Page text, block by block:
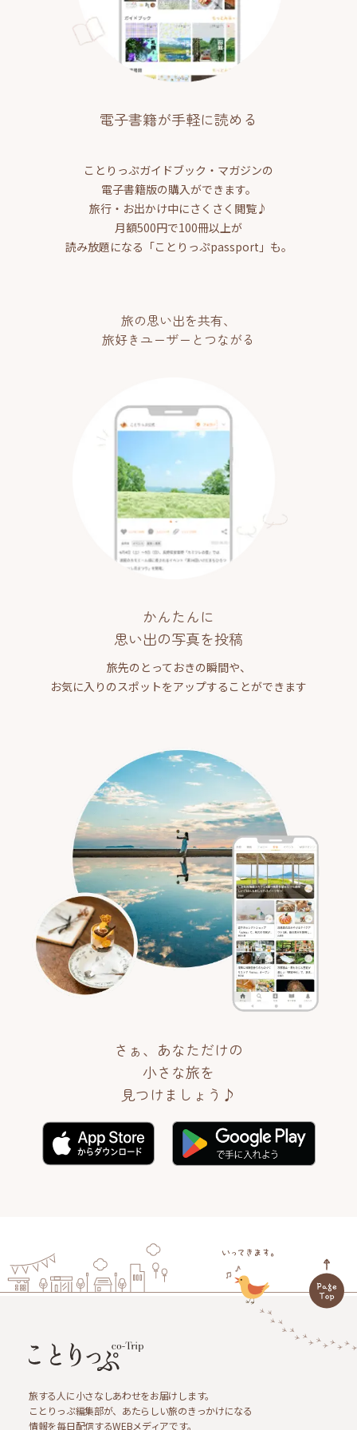
電子書籍が手軽に読める
ことりっぷガイドブック・マガジンの
電子書籍版の購入ができます。
旅行・お出かけ中にさくさく閲覧♪
月額500円で100冊以上が
読み放題になる「ことりっぷpassport」も。
旅の思い出を共有、
旅好きユーザーとつながる
かんたんに
思い出の写真を投稿
旅先のとっておきの瞬間や、
お気に入りのスポットをアップすることができます
さぁ、あなただけの
小さな旅を
見つけましょう♪
旅する人に小さなしあわせをお届けします。
ことりっぷ編集部が、あたらしい旅のきっかけになる
情報を毎日配信するWEBメディアです。